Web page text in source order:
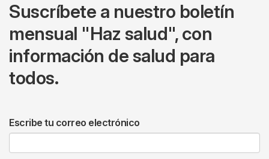
Suscríbete a nuestro boletín
mensual "Haz salud", con
información de salud para
todos.
Escribe tu correo electrónico